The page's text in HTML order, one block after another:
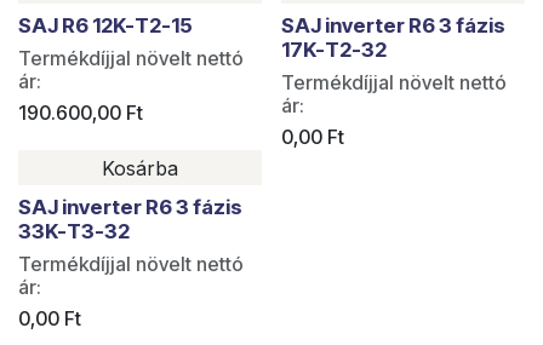
SAJ R6 12K-T2-15
Termékdíjjal növelt nettó
ár:
190.600,00 Ft
SAJ inverter R6 3 fázis
17K-T2-32
Termékdíjjal növelt nettó
ár:
0,00Ft
SAJ inverter R6 3 fázis
33K-T3-32
Kosárba
Termékdíjjal növelt nettó
ár:
0,00 Ft